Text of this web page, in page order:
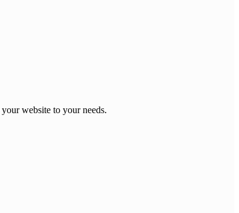
website to your needs.